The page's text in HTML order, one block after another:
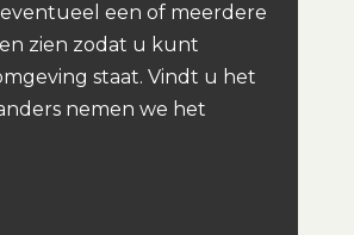
een of meerdere
zien zodat u kunt
staat. Vindt u het
nemen we het